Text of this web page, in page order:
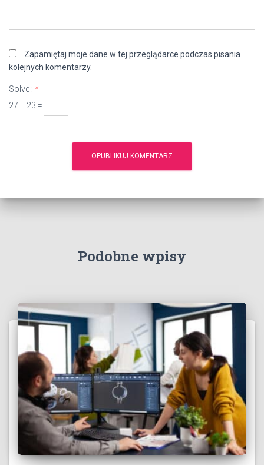
Zapamiętaj moje dane w tej przeglądarce podczas pisania
kolejnych komentarzy.
Solve : *
27 − 23 =
Podobne wpisy